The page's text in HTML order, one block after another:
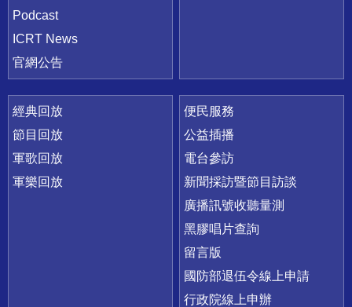
Podcast
ICRT News
官網公告
經典回放
節目回放
軍歌回放
軍樂回放
便民服務
公益插播
電台參訪
新聞採訪暨節目訪談
廣播訊號收聽量測
黑膠唱片查詢
留言版
國防部退伍令線上申請
行政院線上申辦